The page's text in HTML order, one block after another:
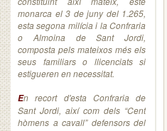
monarca el 3 de juny del 1.265,
esta segona milícia i la Confraria
o Almoina de Sant Jordi,
composta pels mateixos més els
seus familiars o llicenciats si
estigueren en necessitat.
En recort d'esta Confraria de
Sant Jordi, així com dels “Cent
hòmens a cavall” defensors del